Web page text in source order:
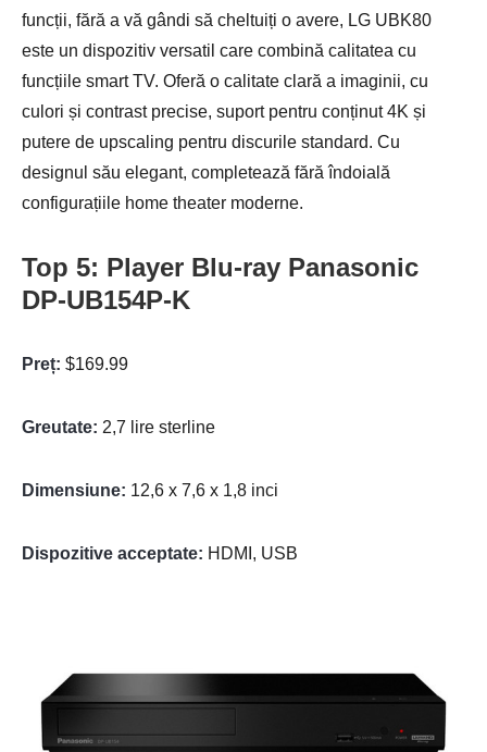
funcții, fără a vă gândi să cheltuiți o avere, LG UBK80
este un dispozitiv versatil care combină calitatea cu
funcțiile smart TV. Oferă o calitate clară a imaginii, cu
culori și contrast precise, suport pentru conținut 4K și
putere de upscaling pentru discurile standard. Cu
designul său elegant, completează fără îndoială
configurațiile home theater moderne.
Top 5: Player Blu-ray Panasonic
DP-UB154P-K
Preț: $169.99
Greutate: 2,7 lire sterline
Dimensiune: 12,6 x 7,6 x 1,8 inci
Dispozitive acceptate: HDMI, USB